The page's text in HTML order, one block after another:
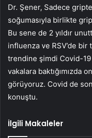
Dr. Şener, Sadece
soğumasıyla birlikte
Bu sene de 2 yıldır
influenza ve RSV’de bir
trendine şimdi Covid-19
vakalara baktığımızda
görüyoruz. Covid de
konuştu.
İlgili Makaleler